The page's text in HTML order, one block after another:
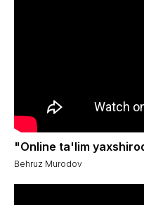
"Online ta'lim
Behruz Murodov